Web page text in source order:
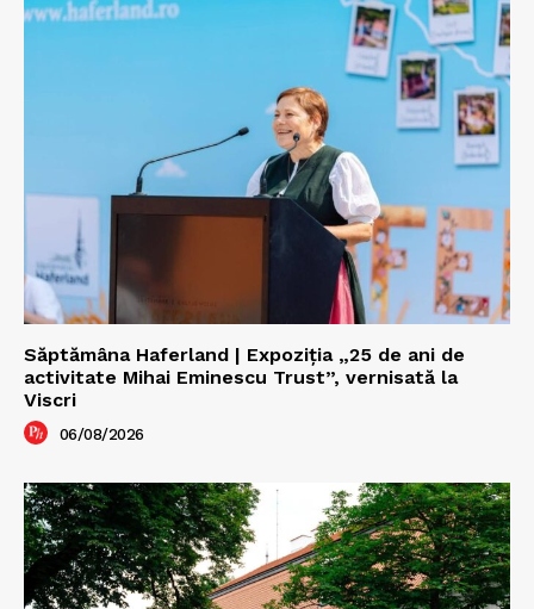
Săptămâna Haferland | Expoziţia „25 de ani de
activitate Mihai Eminescu Trust”, vernisată la
Viscri
06/08/2026